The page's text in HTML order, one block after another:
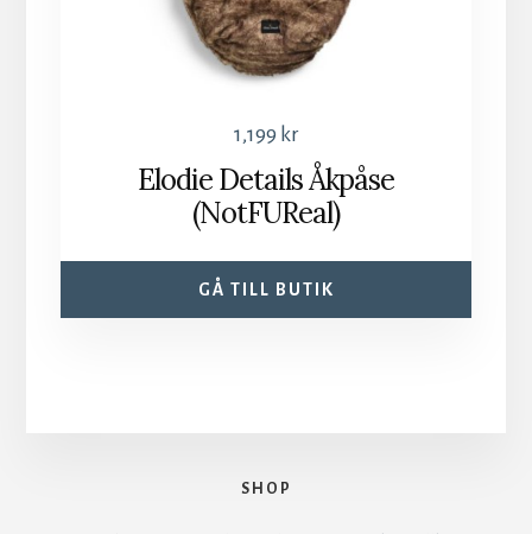
1,199 kr
Elodie Details Åkpåse
(NotFUReal)
GÅ TILL BUTIK
SHOP